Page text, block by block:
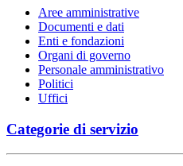
Aree amministrative
Documenti e dati
Enti e fondazioni
Organi di governo
Personale amministrativo
Politici
Uffici
Categorie di servizio